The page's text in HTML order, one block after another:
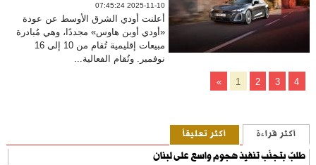
2025-11-10 07:45:24
أعلنت أودي الشرق الأوسط عن عودة
«أودي أوبن هاوس» مجددًا، وهي مُبادرة
مبيعات إقليمية تُقام من 10 إلى 16
نوفمبر. وتُقام الفعالية...
1 2 3 4
»
أكثر قراءة أكثر تعليقاً
طلبٌ بتجنّب تنفيذ هجوم واسع على لبنان